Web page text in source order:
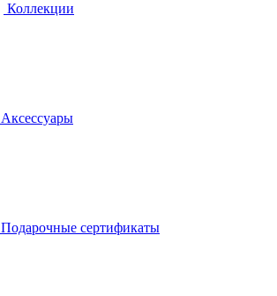
Коллекции
Аксессуары
Подарочные сертификаты